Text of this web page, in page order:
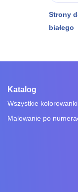
Strony
białego
Katalog
Wszystkie kolorowanki
Malowanie po